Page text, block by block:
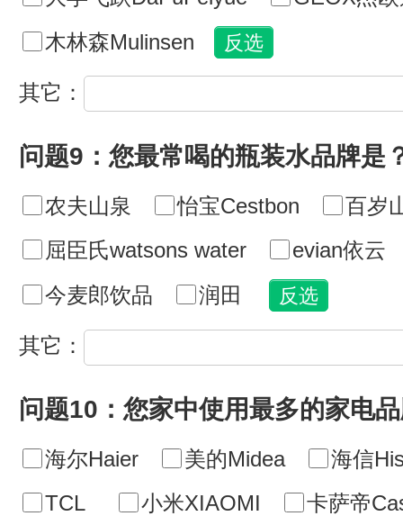
木林森Mulinsen
其它：
问题9：您最常喝的瓶装水品牌是
农夫山泉 怡宝Cestbon
百岁
屈臣氏watsons water
evian依云
今麦郎饮品
润田
其它：
问题10：您家中使用最多的家电
海尔Haier 美的Midea
海信
TCL
小米XIAOMI 卡萨帝